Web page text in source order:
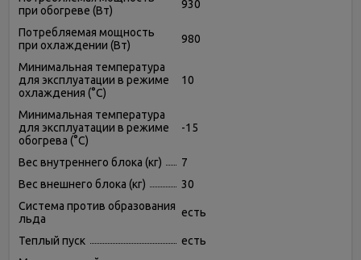
при обогреве (Вт)
930
Потребляемая мощность
при охлаждении (Вт)
980
Минимальная температура
для эксплуатации в режиме
охлаждения (°C)
10
Минимальная температура
для эксплуатации в режиме
обогрева (°C)
-15
Вес внутреннего блока (кг)
7
Вес внешнего блока (кг)
30
Система против образования
льда
есть
Теплый пуск
есть